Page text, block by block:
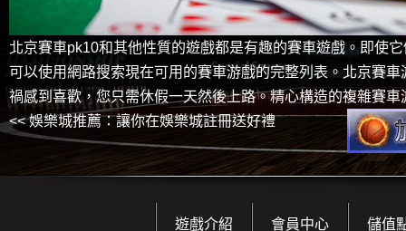
北京賽車pk10和其他性質的遊戲都是有趣的賽車遊戲。即使
可以使用網路搜索現在可用的賽車游戲的完整列表。北京賽
禍感到喜歡，您只需休假一天然後上路。精心構造的複雜賽
<<娛樂城推薦：讓你在娛樂城註冊送好禮
遊戲介紹 會員中心 儲值